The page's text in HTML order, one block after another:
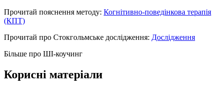
Прочитай пояснення методу: Когнітивно-поведінкова терапія
(КПТ)
Прочитай про Стокгольмське дослідження: Дослідження
Більше про ШІ-коучинг
Корисні матеріали